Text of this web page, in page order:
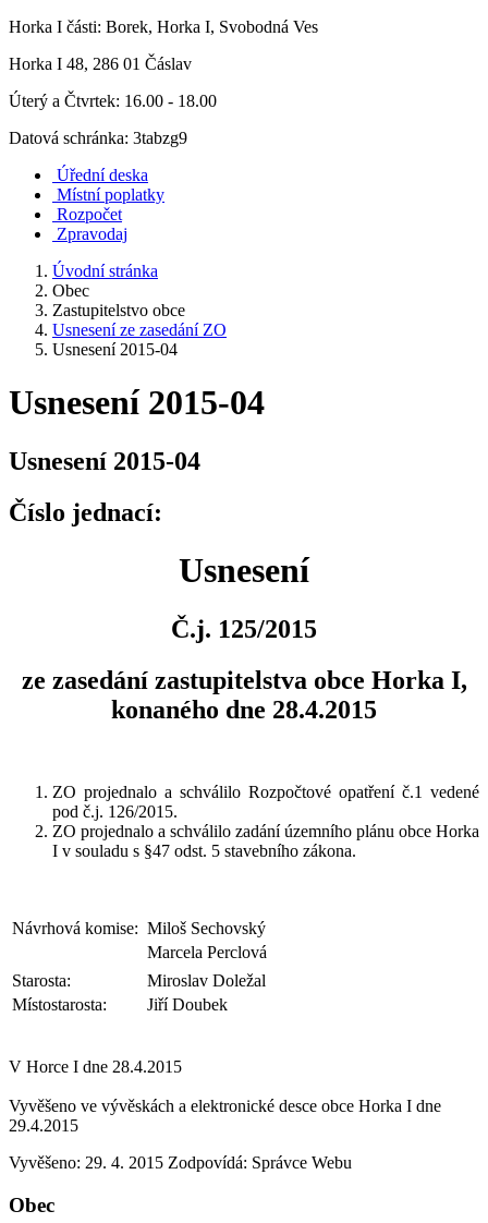
Horka I části: Borek, Horka I, Svobodná Ves
Horka I 48, 286 01 Čáslav
Úterý a Čtvrtek: 16.00 - 18.00
Datová schránka: 3tabzg9
Úřední deska
Místní poplatky
Rozpočet
Zpravodaj
Úvodní stránka
Obec
Zastupitelstvo obce
Usnesení ze zasedání ZO
Usnesení 2015-04
Usnesení 2015-04
Usnesení 2015-04
Číslo jednací:
Usnesení
Č.j. 125/2015
ze zasedání zastupitelstva obce Horka I,
konaného dne 28.4.2015
ZO projednalo a schválilo Rozpočtové opatření č.1 vedené
pod č.j. 126/2015.
ZO projednalo a schválilo zadání územního plánu obce Horka
I v souladu s §47 odst. 5 stavebního zákona.
Návrhová komise: Miloš Sechovský
Marcela Perclová
Starosta:
Miroslav Doležal
Místostarosta:
Jiří Doubek
V Horce I dne 28.4.2015
Vyvěšeno ve vývěskách a elektronické desce obce Horka I dne
29.4.2015
Vyvěšeno: 29. 4. 2015 Zodpovídá: Správce Webu
Obec